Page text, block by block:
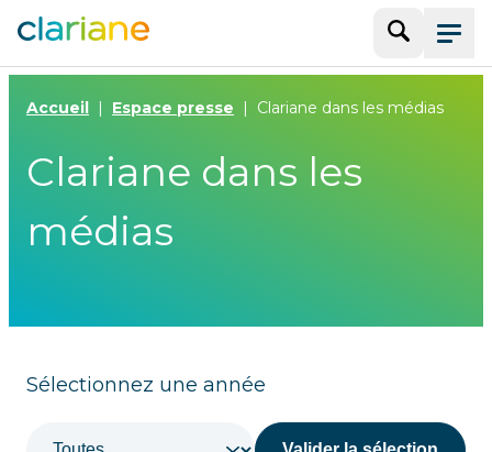
Menu
Accueil Espace presse Clariane dans les médias
Clariane dans les
médias
Filtrer par années
Sélectionnez une année